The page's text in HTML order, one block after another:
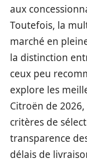
aux
Toutefois, la
marché en
la distinction
ceux peu
explore les
Citroën de
critères de
transparence
délais de